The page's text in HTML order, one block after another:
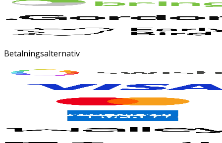
Betalningsalternativ